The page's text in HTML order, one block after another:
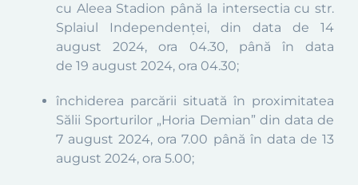
cu Aleea Stadion până la intersectia cu str.
Splaiul Independenței, din data de 14
august 2024, ora 04.30, până în data
de 19 august 2024, ora 04.30;
închiderea parcării situată în proximitatea
Sălii Sporturilor „Horia Demian” din data de
7 august 2024, ora 7.00 până în data de 13
august 2024, ora 5.00;